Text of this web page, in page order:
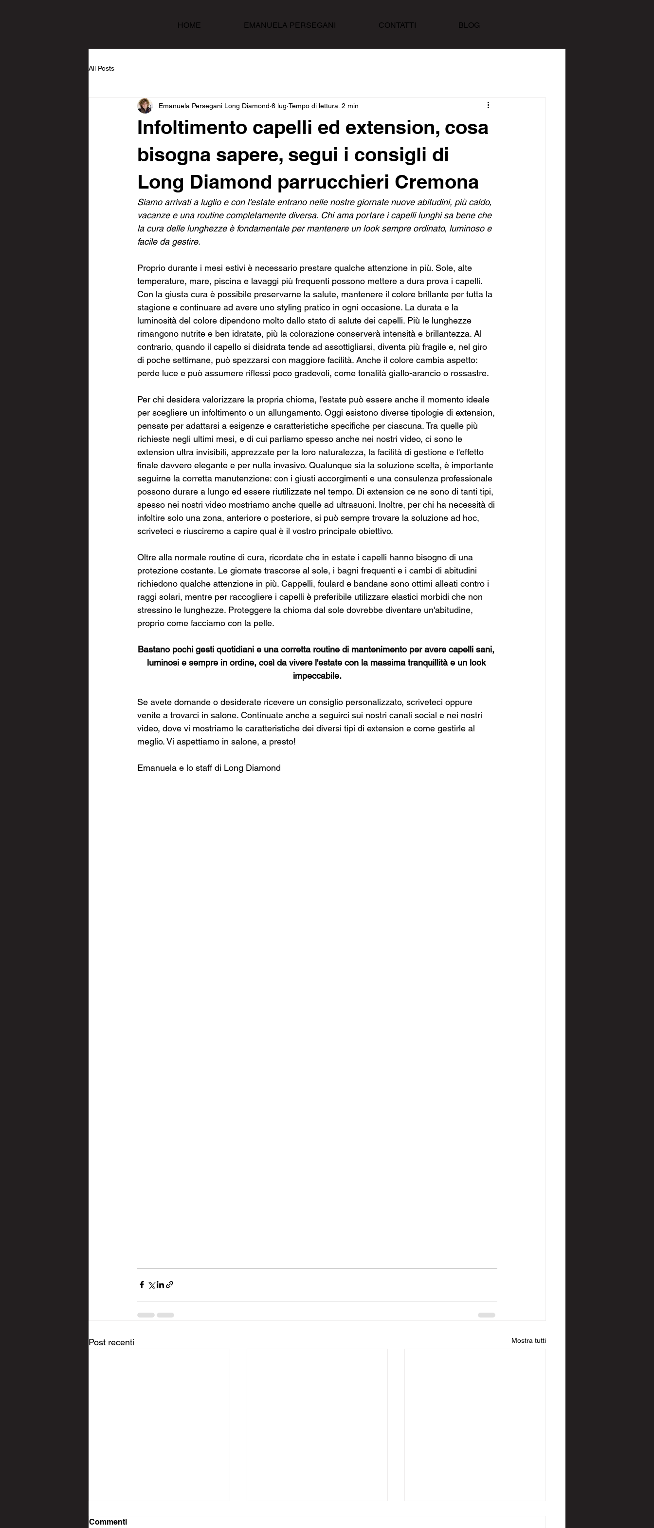
HOME EMANUELA PERSEGANI CONTATTI BLOG
All Posts
Infoltimento capelli ed extension, cosa
bisogna sapere, segui i consigli di
Long Diamond parrucchieri Cremona
Emanuela Persegani Long Diamond 6 lug Tempo di lettura: 2 min
Siamo arrivati a luglio e con l'estate entrano nelle nostre giornate nuove abitudini, più caldo,
vacanze e una routine completamente diversa. Chi ama portare i capelli lunghi sa bene che
la cura delle lunghezze è fondamentale per mantenere un look sempre ordinato, luminoso e
facile da gestire.
Proprio durante i mesi estivi è necessario prestare qualche attenzione in più. Sole, alte
temperature, mare, piscina e lavaggi più frequenti possono mettere a dura prova i capelli.
Con la giusta cura è possibile preservarne la salute, mantenere il colore brillante per tutta la
stagione e continuare ad avere uno styling pratico in ogni occasione. La durata e la
luminosità del colore dipendono molto dallo stato di salute dei capelli. Più le lunghezze
rimangono nutrite e ben idratate, più la colorazione conserverà intensità e brillantezza. Al
contrario, quando il capello si disidrata tende ad assottigliarsi, diventa più fragile e, nel giro
di poche settimane, può spezzarsi con maggiore facilità. Anche il colore cambia aspetto:
perde luce e può assumere riflessi poco gradevoli, come tonalità giallo-arancio o rossastre.
Per chi desidera valorizzare la propria chioma, l'estate può essere anche il momento ideale
per scegliere un infoltimento o un allungamento. Oggi esistono diverse tipologie di extension,
pensate per adattarsi a esigenze e caratteristiche specifiche per ciascuna. Tra quelle più
richieste negli ultimi mesi, e di cui parliamo spesso anche nei nostri video, ci sono le
extension ultra invisibili, apprezzate per la loro naturalezza, la facilità di gestione e l'effetto
finale davvero elegante e per nulla invasivo. Qualunque sia la soluzione scelta, è importante
seguirne la corretta manutenzione: con i giusti accorgimenti e una consulenza professionale
possono durare a lungo ed essere riutilizzate nel tempo. Di extension ce ne sono di tanti tipi,
spesso nei nostri video mostriamo anche quelle ad ultrasuoni. Inoltre, per chi ha necessità di
infoltire solo una zona, anteriore o posteriore, si può sempre trovare la soluzione ad hoc,
scriveteci e riusciremo a capire qual è il vostro principale obiettivo.
Oltre alla normale routine di cura, ricordate che in estate i capelli hanno bisogno di una
protezione costante. Le giornate trascorse al sole, i bagni frequenti e i cambi di abitudini
richiedono qualche attenzione in più. Cappelli, foulard e bandane sono ottimi alleati contro i
raggi solari, mentre per raccogliere i capelli è preferibile utilizzare elastici morbidi che non
stressino le lunghezze. Proteggere la chioma dal sole dovrebbe diventare un'abitudine,
proprio come facciamo con la pelle.
Bastano pochi gesti quotidiani e una corretta routine di mantenimento per avere capelli sani,
luminosi e sempre in ordine, così da vivere l'estate con la massima tranquillità e un look
impeccabile.
Se avete domande o desiderate ricevere un consiglio personalizzato, scriveteci oppure
venite a trovarci in salone. Continuate anche a seguirci sui nostri canali social e nei nostri
video, dove vi mostriamo le caratteristiche dei diversi tipi di extension e come gestirle al
meglio. Vi aspettiamo in salone, a presto!
Emanuela e lo staff di Long Diamond
Post recenti Mostra tutti
Commenti